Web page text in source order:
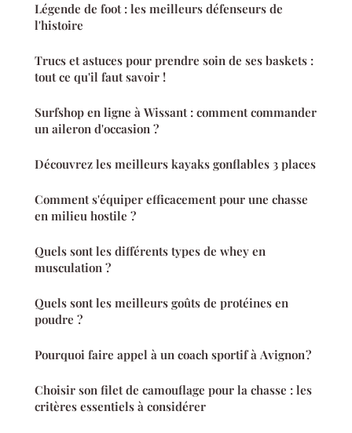
Légende de foot : les meilleurs défenseurs de
l'histoire
Trucs et astuces pour prendre soin de ses baskets :
tout ce qu'il faut savoir !
Surfshop en ligne à Wissant : comment commander
un aileron d'occasion ?
Découvrez les meilleurs kayaks gonflables 3 places
Comment s'équiper efficacement pour une chasse
en milieu hostile ?
Quels sont les différents types de whey en
musculation ?
Quels sont les meilleurs goûts de protéines en
poudre ?
Pourquoi faire appel à un coach sportif à Avignon ?
Choisir son filet de camouflage pour la chasse : les
critères essentiels à considérer